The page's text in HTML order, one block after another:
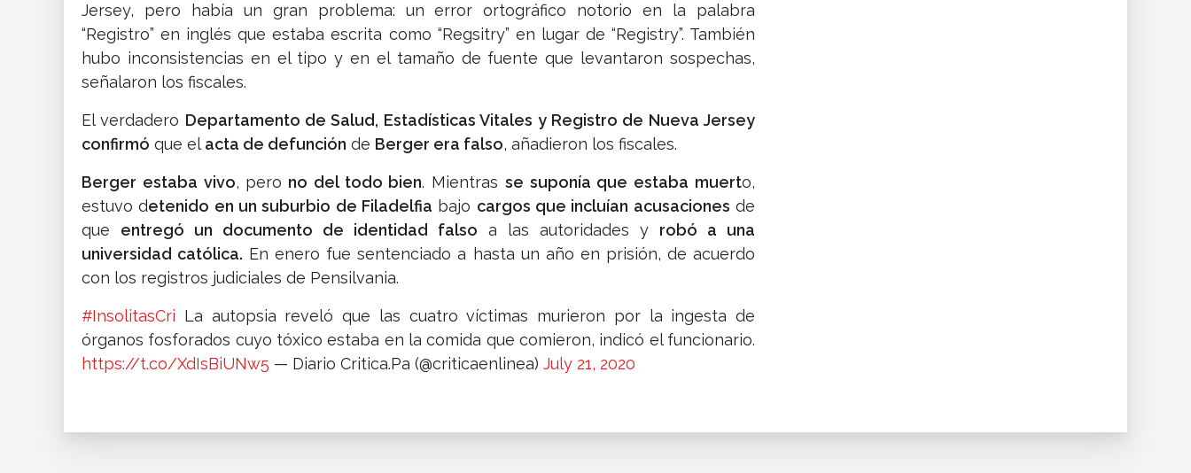
Jersey, pero había un gran problema: un error ortográfico notorio en la palabra
“Registro” en inglés que estaba escrita como “Regsitry” en lugar de “Registry”. También
hubo inconsistencias en el tipo y en el tamaño de fuente que levantaron sospechas,
señalaron los fiscales.
El verdadero Departamento de Salud, Estadísticas Vitales y Registro de Nueva Jersey
confirmó que elacta de defunción de Berger era falso, añadieron los fiscales.
Berger estaba vivo, pero no del todo bien. Mientras se suponía que estaba muerto,
estuvo detenido en un suburbio de Filadelfia bajo cargos que incluían acusaciones de
que entregó un documento de identidad falso a las autoridades y robó a una
universidad católica. En enero fue sentenciado a hasta un año en prisión, de acuerdo
con los registros judiciales de Pensilvania.
#InsolitasCri La autopsia reveló que las cuatro víctimas murieron por la ingesta de
órganos fosforados cuyo tóxico estaba en la comida que comieron, indicó el funcionario.
https://t.co/XdIsBiUNw5 — Diario Critica.Pa (@criticaenlinea) July 21, 2020